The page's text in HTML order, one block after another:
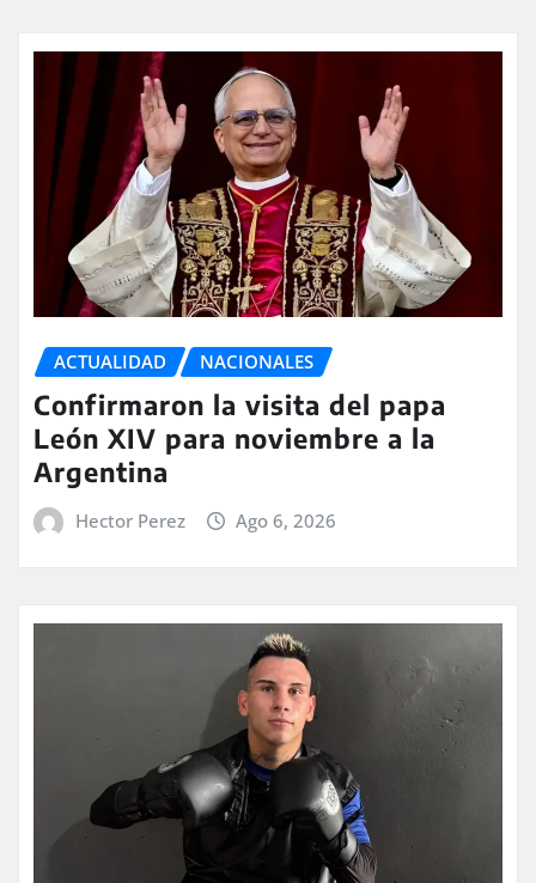
ACTUALIDAD NACIONALES
Confirmaron la visita del papa
León XIV para noviembre a la
Argentina
Hector Perez Ago 6, 2026